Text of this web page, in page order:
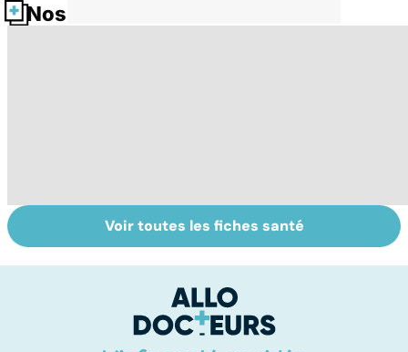
Nos fiches santé
Tout savoir sur
les infections
Inflammation des
amygdales : que
d'angine ?
Voir toutes les fiches santé